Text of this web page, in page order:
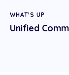
WHAT'S UP
Unified